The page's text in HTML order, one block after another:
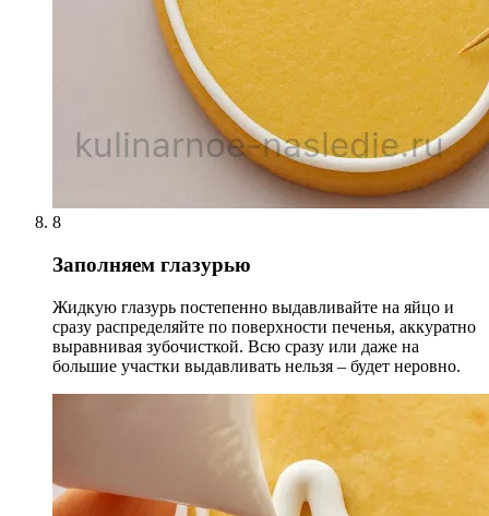
8
Заполняем глазурью
Жидкую глазурь постепенно выдавливайте на яйцо и
сразу распределяйте по поверхности печенья, аккуратно
выравнивая зубочисткой. Всю сразу или даже на
большие участки выдавливать нельзя – будет неровно.